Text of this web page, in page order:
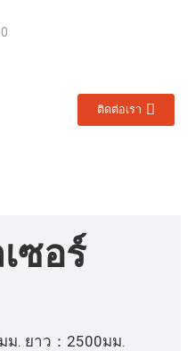
ติดต่อเรา
ซอร์
ม. ยาว：2500มม.